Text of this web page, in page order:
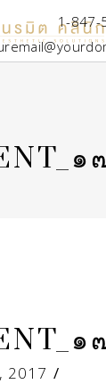
1-847-
๑
๑
2017